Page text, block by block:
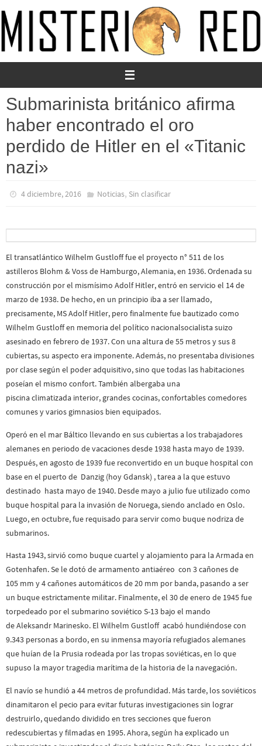
al
contenido
Submarinista británico afirma
haber encontrado el oro
perdido de Hitler en el «Titanic
nazi»
4 diciembre, 2016 Noticias, Sin clasificar
El transatlántico Wilhelm Gustloff fue el proyecto n° 511 de los
astilleros Blohm & Voss de Hamburgo, Alemania, en 1936. Ordenada su
construcción por el mismísimo Adolf Hitler, entró en servicio el 14 de
marzo de 1938. De hecho, en un principio iba a ser llamado,
precisamente, MS Adolf Hitler, pero finalmente fue bautizado como
Wilhelm Gustloff en memoria del político nacionalsocialista suizo
asesinado en febrero de 1937. Con una altura de 55 metros y sus 8
cubiertas, su aspecto era imponente. Además, no presentaba divisiones
por clase según el poder adquisitivo, sino que todas las habitaciones
poseían el mismo confort. También albergaba una
piscina climatizada interior, grandes cocinas, confortables comedores
comunes y varios gimnasios bien equipados.
Operó en el mar Báltico llevando en sus cubiertas a los trabajadores
alemanes en periodo de vacaciones desde 1938 hasta mayo de 1939.
Después, en agosto de 1939 fue reconvertido en un buque hospital con
base en el puerto de Danzig (hoy Gdansk) , tarea a la que estuvo
destinado hasta mayo de 1940. Desde mayo a julio fue utilizado como
buque hospital para la invasión de Noruega, siendo anclado en Oslo.
Luego, en octubre, fue requisado para servir como buque nodriza de
submarinos.
Hasta 1943, sirvió como buque cuartel y alojamiento para la Armada en
Gotenhafen. Se le dotó de armamento antiaéreo con 3 cañones de
105 mm y 4 cañones automáticos de 20 mm por banda, pasando a ser
un buque estrictamente militar. Finalmente, el 30 de enero de 1945 fue
torpedeado por el submarino soviético S-13 bajo el mando
de Aleksandr Marinesko. El Wilhelm Gustloff acabó hundiéndose con
9.343 personas a bordo, en su inmensa mayoría refugiados alemanes
que huían de la Prusia rodeada por las tropas soviéticas, en lo que
supuso la mayor tragedia marítima de la historia de la navegación.
El navío se hundió a 44 metros de profundidad. Más tarde, los soviéticos
dinamitaron el pecio para evitar futuras investigaciones sin lograr
destruirlo, quedando dividido en tres secciones que fueron
redescubiertas y filmadas en 1995. Ahora, según ha explicado un